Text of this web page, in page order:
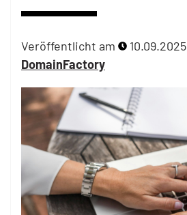
Veröffentlicht am 10.09.2025
DomainFactory